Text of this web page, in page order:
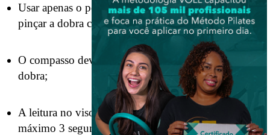
Usar apenas o polegar direto e o indicador para
pinçar a dobra cutânea;
O compasso deve sempre estar perpendicular à
dobra;
A leitura no visor do compasso deve ser feita em no
máximo 3 segundos, porque a gordura vai sendo